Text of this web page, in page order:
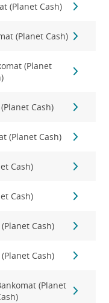
(Planet Cash)
(Planet Cash)
(Planet
Cash)
(Planet Cash)
Cash)
Cash)
Cash)
Cash)
(Planet